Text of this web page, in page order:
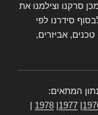
סרקנו וצילמנו את
סידרנו לפי
אביזרים,
המתאים:
1977
1978